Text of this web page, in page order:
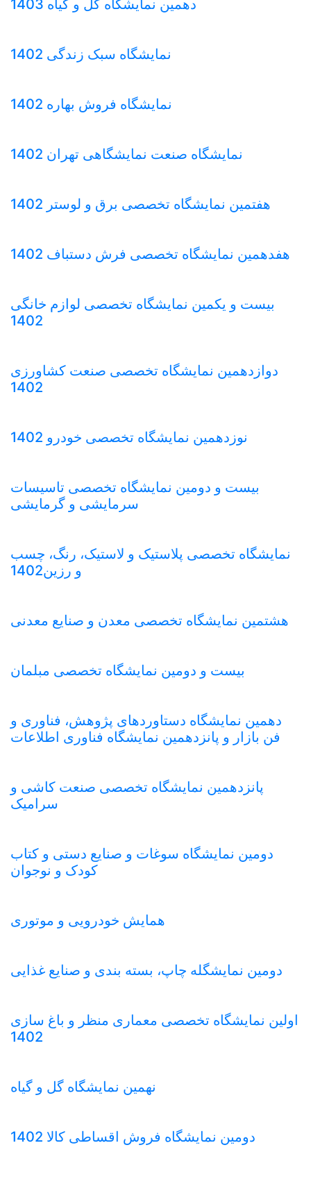
دهمین نمایشگاه گل و گیاه 1403
نمایشگاه سبک زندگی 1402
نمایشگاه فروش بهاره 1402
نمایشگاه صنعت نمایشگاهی تهران 1402
هفتمین نمایشگاه تخصصی برق و لوستر 1402
هفدهمین نمایشگاه تخصصی فرش دستباف 1402
بیست و یکمین نمایشگاه تخصصی لوازم خانگی
1402
دوازدهمین نمایشگاه تخصصی صنعت کشاورزی
1402
نوزدهمین نمایشگاه تخصصی خودرو 1402
بیست و دومین نمایشگاه تخصصی تاسیسات
سرمایشی و گرمایشی
نمایشگاه تخصصی پلاستیک و لاستیک، رنگ، چسب
و رزین1402
هشتمین نمایشگاه تخصصی معدن و صنایع معدنی
بیست و دومین نمایشگاه تخصصی مبلمان
دهمین نمایشگاه دستاوردهای پژوهش، فناوری و
فن بازار و پانزدهمین نمایشگاه فناوری اطلاعات
پانزدهمین نمایشگاه تخصصی صنعت کاشی و
سرامیک
دومین نمایشگاه سوغات و صنایع دستی و کتاب
کودک و نوجوان
همایش خودرویی و موتوری
دومین نمایشگله چاپ، بسته بندی و صنایع غذایی
اولین نمایشگاه تخصصی معماری منظر و باغ سازی
1402
نهمین نمایشگاه گل و گیاه
دومین نمایشگاه فروش اقساطی کالا 1402